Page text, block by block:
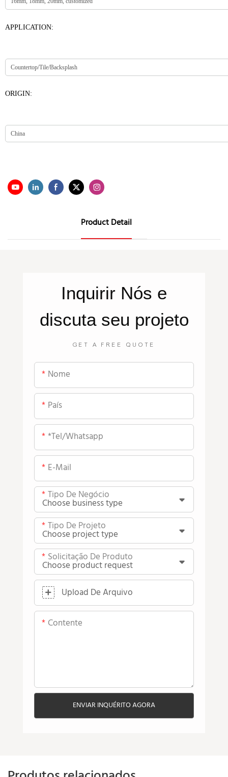
APPLICATION:
ORIGIN:
Product Detail
Inquirir Nós e
discuta seu projeto
GET A FREE QUOTE
Nome
País
*tel/whatsapp
E-Mail
Tipo De Negócio
Tipo De Projeto
Solicitação De Produto
Upload De Arquivo
Contente
ENVIAR INQUÉRITO AGORA